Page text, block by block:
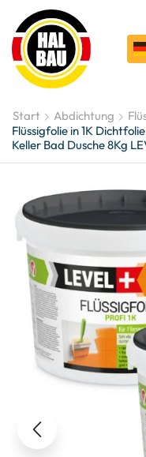
Start Abdichtung
Flüssigfolie in 1K
Keller Bad Dusche 8Kg